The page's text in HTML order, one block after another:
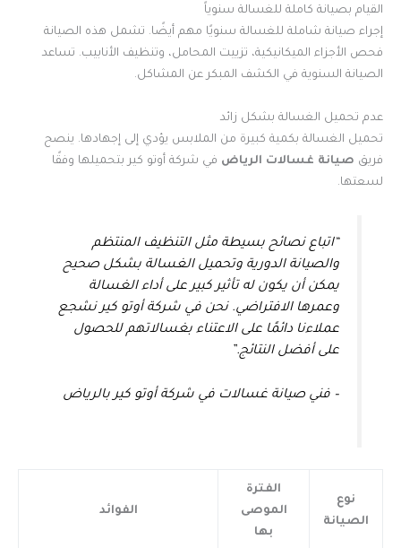
القيام بصيانة كاملة للغسالة سنوياً
إجراء صيانة شاملة للغسالة سنويًا مهم أيضًا. تشمل هذه الصيانة
فحص الأجزاء الميكانيكية، تزييت المحامل، وتنظيف الأنابيب. تساعد
الصيانة السنوية في الكشف المبكر عن المشاكل.
عدم تحميل الغسالة بشكل زائد
تحميل الغسالة بكمية كبيرة من الملابس يؤدي إلى إجهادها. ينصح
فريق صيانة غسالات الرياض في شركة أوتو كير بتحميلها وفقًا
لسعتها.
“اتباع نصائح بسيطة مثل التنظيف المنتظم
والصيانة الدورية وتحميل الغسالة بشكل صحيح
يمكن أن يكون له تأثير كبير على أداء الغسالة
وعمرها الافتراضي. نحن في شركة أوتو كير نشجع
عملاءنا دائمًا على الاعتناء بغسالاتهم للحصول
على أفضل النتائج.”
– فني صيانة غسالات في شركة أوتو كير بالرياض
نوع
الصيانة
الفترة
الموصى
بها
الفوائد